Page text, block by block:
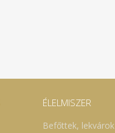
ÉLELMISZER
Befőttek, lekvárok